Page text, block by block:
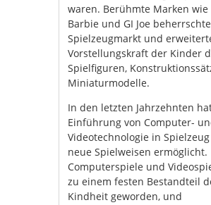
waren. Berühmte Marken wie
Barbie und GI Joe
Spielzeugmarkt und
Vorstellungskraft der Kinder
Spielfiguren,
Miniaturmodelle.
In den letzten Jahrzehnten
Einführung von Computer-
Videotechnologie in
neue Spielweisen ermöglicht.
Computerspiele und
zu einem festen Bestandteil
Kindheit geworden, und